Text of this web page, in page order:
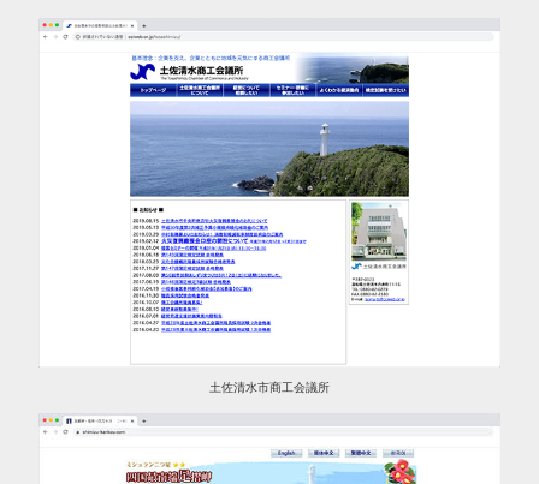
土佐清水市商工会議所